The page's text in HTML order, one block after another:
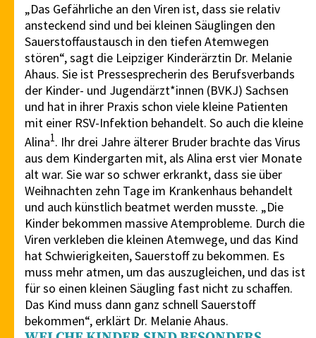
„Das Gefährliche an den Viren ist, dass sie relativ
ansteckend sind und bei kleinen Säuglingen den
Sauerstoffaustausch in den tiefen Atemwegen
stören“, sagt die Leipziger Kinderärztin Dr. Melanie
Ahaus. Sie ist Pressesprecherin des Berufsverbands
der Kinder- und Jugendärzt*innen (BVKJ) Sachsen
und hat in ihrer Praxis schon viele kleine Patienten
mit einer RSV-Infektion behandelt. So auch die kleine
Alina1. Ihr drei Jahre älterer Bruder brachte das Virus
aus dem Kindergarten mit, als Alina erst vier Monate
alt war. Sie war so schwer erkrankt, dass sie über
Weihnachten zehn Tage im Krankenhaus behandelt
und auch künstlich beatmet werden musste. „Die
Kinder bekommen massive Atemprobleme. Durch die
Viren verkleben die kleinen Atemwege, und das Kind
hat Schwierigkeiten, Sauerstoff zu bekommen. Es
muss mehr atmen, um das auszugleichen, und das ist
für so einen kleinen Säugling fast nicht zu schaffen.
Das Kind muss dann ganz schnell Sauerstoff
bekommen“, erklärt Dr. Melanie Ahaus.